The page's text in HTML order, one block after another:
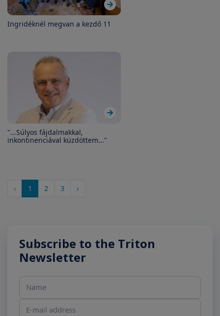
Ingridéknél megvan a kezdő 11
"...Súlyos fájdalmakkal,
inkontinenciával küzdöttem..."
‹ 1 2 3 ›
Subscribe to the Triton
Newsletter
Name
E-mail address